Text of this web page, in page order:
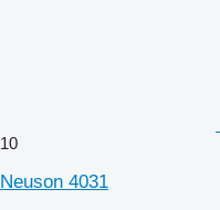
10
Neuson 4031